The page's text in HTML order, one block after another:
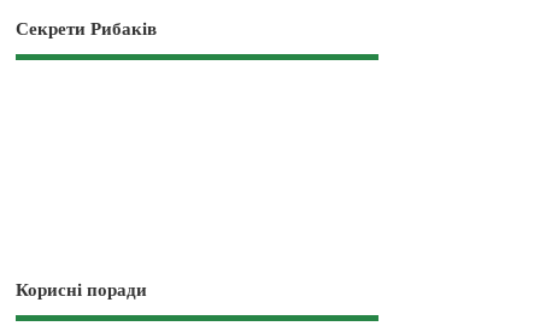
Секрети Рибаків
Корисні поради